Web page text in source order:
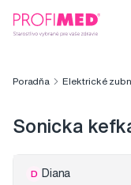
Poradňa Elektrické
Sonicka
D Diana